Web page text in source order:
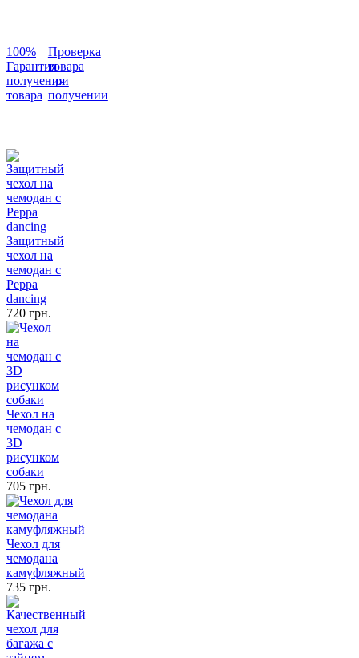
100%
Гарантия
получения
товара
Проверка
товара
при
получении
Защитный
чехол на
чемодан с
Peppa
dancing
720 грн.
Чехол на
чемодан с
3D
рисунком
собаки
705 грн.
Чехол для
чемодана
камуфляжный
735 грн.